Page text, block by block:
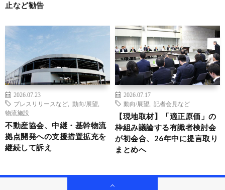
止など勧告
2026.07.23
プレスリリースなど
動向/展望
物流施設
不動産協会、中継・基幹物流
拠点開発への支援措置拡充を
継続して訴え
2026.07.17
動向/展望
記者会見など
【現地取材】「適正原価」の
枠組み議論する有識者検討会
が初会合、26年中に提言取り
まとめへ